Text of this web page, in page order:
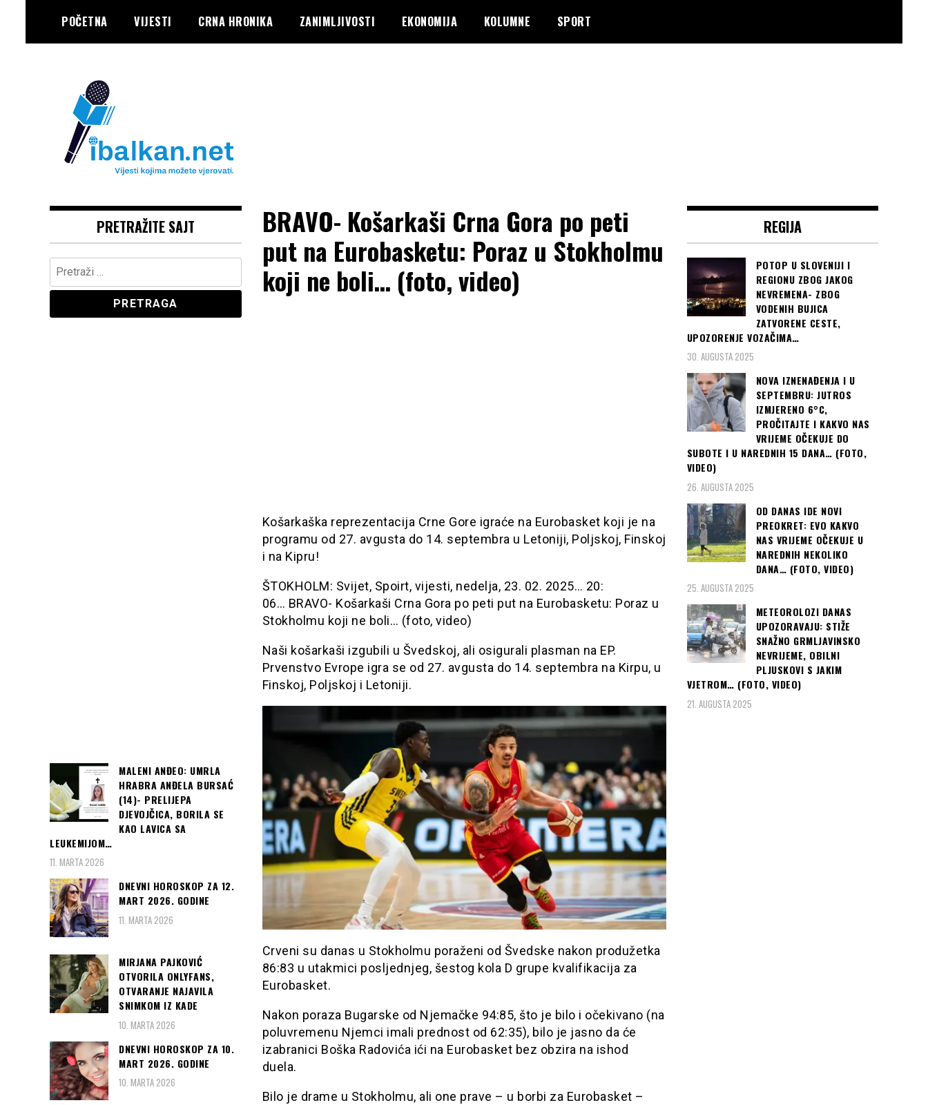
content
POČETNA VIJESTI CRNA HRONIKA ZANIMLJIVOSTI EKONOMIJA KOLUMNE SPORT
IBALKAN
BRAVO- Košarkaši Crna Gora po peti
put na Eurobasketu: Poraz u Stokholmu
koji ne boli… (foto, video)
Košarkaška reprezentacija Crne Gore igraće na Eurobasket koji je na
programu od 27. avgusta do 14. septembra u Letoniji, Poljskoj, Finskoj
i na Kipru!
ŠTOKHOLM: Svijet, Spoirt, vijesti, nedelja, 23. 02. 2025… 20:
06… BRAVO- Košarkaši Crna Gora po peti put na Eurobasketu: Poraz u
Stokholmu koji ne boli… (foto, video)
Naši košarkaši izgubili u Švedskoj, ali osigurali plasman na EP.
Prvenstvo Evrope igra se od 27. avgusta do 14. septembra na Kirpu, u
Finskoj, Poljskoj i Letoniji.
Crveni su danas u Stokholmu poraženi od Švedske nakon produžetka
86:83 u utakmici posljednjeg, šestog kola D grupe kvalifikacija za
Eurobasket.
Nakon poraza Bugarske od Njemačke 94:85, što je bilo i očekivano (na
poluvremenu Njemci imali prednost od 62:35), bilo je jasno da će
izabranici Boška Radovića ići na Eurobasket bez obzira na ishod
duela.
Bilo je drame u Stokholmu, ali one prave – u borbi za Eurobasket –
PRETRAŽITE SAJT
Pretraga:
MALENI ANĐEO: UMRLA
HRABRA ANĐELA BURSAĆ
(14)- PRELIJEPA
DJEVOJČICA, BORILA SE
KAO LAVICA SA
LEUKEMIJOM…
11. MARTA 2026
DNEVNI HOROSKOP ZA 12.
MART 2026. GODINE
11. MARTA 2026
MIRJANA PAJKOVIĆ
OTVORILA ONLYFANS,
OTVARANJE NAJAVILA
SNIMKOM IZ KADE
10. MARTA 2026
DNEVNI HOROSKOP ZA 10.
MART 2026. GODINE
10. MARTA 2026
REGIJA
POTOP U SLOVENIJI I
REGIONU ZBOG JAKOG
NEVREMENA- ZBOG
VODENIH BUJICA
ZATVORENE CESTE,
UPOZORENJE VOZAČIMA…
30. AUGUSTA 2025
NOVA IZNENAĐENJA I U
SEPTEMBRU: JUTROS
IZMJERENO 6°C,
PROČITAJTE I KAKVO NAS
VRIJEME OČEKUJE DO
SUBOTE I U NAREDNIH 15 DANA… (FOTO,
VIDEO)
26. AUGUSTA 2025
OD DANAS IDE NOVI
PREOKRET: EVO KAKVO
NAS VRIJEME OČEKUJE U
NAREDNIH NEKOLIKO
DANA… (FOTO, VIDEO)
25. AUGUSTA 2025
METEOROLOZI DANAS
UPOZORAVAJU: STIŽE
SNAŽNO GRMLJAVINSKO
NEVRIJEME, OBILNI
PLJUSKOVI S JAKIM
VJETROM… (FOTO, VIDEO)
21. AUGUSTA 2025